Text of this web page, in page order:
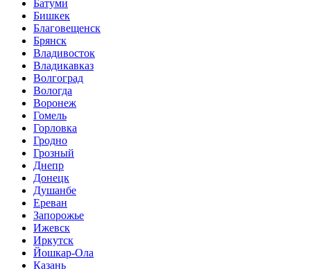
Батуми
Бишкек
Благовещенск
Брянск
Владивосток
Владикавказ
Волгоград
Вологда
Воронеж
Гомель
Горловка
Гродно
Грозный
Днепр
Донецк
Душанбе
Ереван
Запорожье
Ижевск
Иркутск
Йошкар-Ола
Казань